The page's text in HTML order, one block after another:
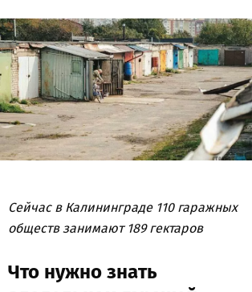
Сейчас в Калининграде 110 гаражных
обществ занимают 189 гектаров
Что нужно знать